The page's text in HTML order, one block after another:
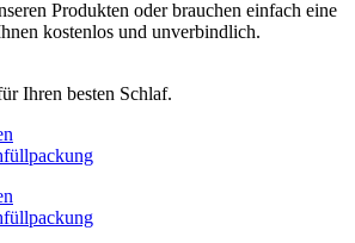
Produkten oder brauchen einfach eine
kostenlos und unverbindlich.
Ihren besten Schlaf.